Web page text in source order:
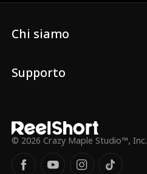
Chi siamo
Supporto
© 2026 Crazy Maple Studio™,